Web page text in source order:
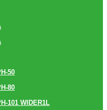
50
80
101 WIDER1L